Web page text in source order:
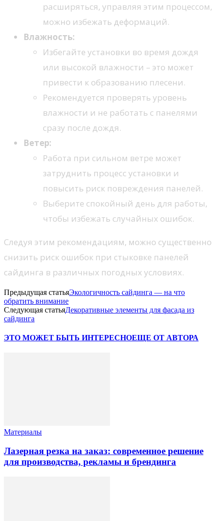
расширяться, управляя этим процессом,
можно избежать деформаций.
Влажность:
Избегайте установки во время дождя
или высокой влажности – это может
привести к образованию плесени.
Рекомендуется проверять уровень
влажности и не работать с панелями
сразу после дождя.
Ветер:
Работа при сильном ветре может
затруднить процесс установки и
повысить риск повреждения панелей.
Выберите спокойный день для работы,
чтобы избежать случайных ошибок.
Следуя этим рекомендациям, можно существенно
снизить риск ошибок при стыковке панелей
сайдинга в различных погодных условиях.
Предыдущая статьяЭкологичность сайдинга — на что
обратить внимание
Следующая статьяДекоративные элементы для фасада из
сайдинга
ЭТО МОЖЕТ БЫТЬ ИНТЕРЕСНОЕЩЕ ОТ АВТОРА
Материалы
Лазерная резка на заказ: современное решение
для производства, рекламы и брендинга